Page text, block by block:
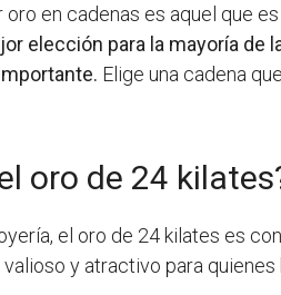
oro en cadenas es aquel que
elección para la mayoría de
Elige una cadena
oro de 24
el oro de 24 kilates es
y atractivo para quienes